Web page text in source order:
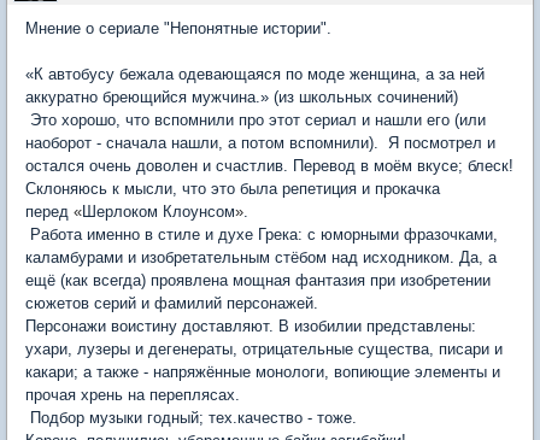
Мнение о сериале "Непонятные истории".
«К автобусу бежала одевающаяся по моде женщина, а за ней
аккуратно бреющийся мужчина.» (из школьных сочинений)
Это хорошо, что вспомнили про этот сериал и нашли его (или
наоборот - сначала нашли, а потом вспомнили). Я посмотрел и
остался очень доволен и счастлив. Перевод в моём вкусе; блеск!
Склоняюсь к мысли, что это была репетиция и прокачка
перед «Шерлоком Клоунсом».
Работа именно в стиле и духе Грека: с юморными фразочками,
каламбурами и изобретательным стёбом над исходником. Да, а
ещё (как всегда) проявлена мощная фантазия при изобретении
сюжетов серий и фамилий персонажей.
Персонажи воистину доставляют. В изобилии представлены:
ухари, лузеры и дегенераты, отрицательные существа, писари и
какари; а также - напряжённые монологи, вопиющие элементы и
прочая хрень на переплясах.
Подбор музыки годный; тех.качество - тоже.